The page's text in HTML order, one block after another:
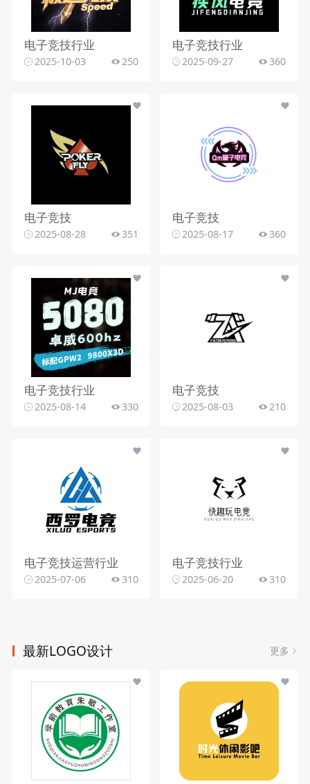
电子竞技行业
2025-10-03 250
电子竞技行业
2025-09-27 360
电子竞技
2025-08-28 351
电子竞技
2025-08-17 360
电子竞技行业
2025-08-14 330
电子竞技
2025-08-03 210
电子竞技运营行业
2025-07-06 310
电子竞技行业
2025-06-20 310
最新LOGO设计 更多